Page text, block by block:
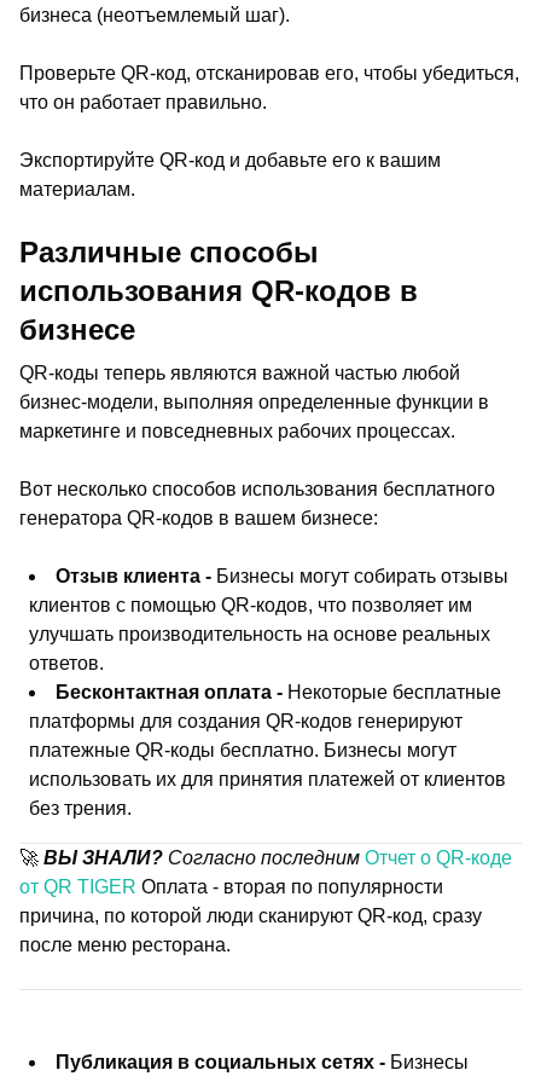
бизнеса (неотъемлемый шаг).
Проверьте QR-код, отсканировав его, чтобы убедиться,
что он работает правильно.
Экспортируйте QR-код и добавьте его к вашим
материалам.
Различные способы
использования QR-кодов в
бизнесе
QR-коды теперь являются важной частью любой
бизнес-модели, выполняя определенные функции в
маркетинге и повседневных рабочих процессах.
Вот несколько способов использования бесплатного
генератора QR-кодов в вашем бизнесе:
Отзыв клиента - Бизнесы могут собирать отзывы
клиентов с помощью QR-кодов, что позволяет им
улучшать производительность на основе реальных
ответов.
Бесконтактная оплата - Некоторые бесплатные
платформы для создания QR-кодов генерируют
платежные QR-коды бесплатно. Бизнесы могут
использовать их для принятия платежей от клиентов
без трения.
🚀 ВЫ ЗНАЛИ? Согласно последним Отчет о QR-коде
от QR TIGER Оплата - вторая по популярности
причина, по которой люди сканируют QR-код, сразу
после меню ресторана.
Публикация в социальных сетях - Бизнесы